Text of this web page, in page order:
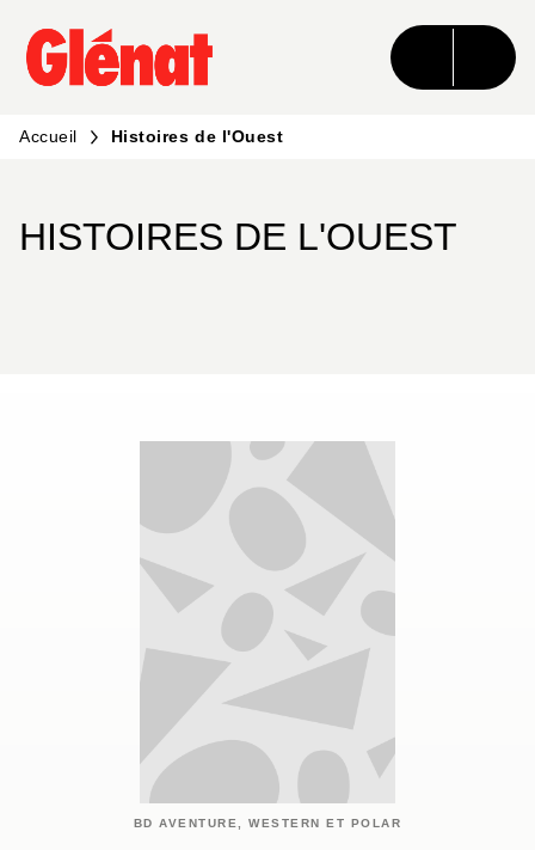
MENU RECHERCHE CONTENU
PIED DE PAGE
Accueil Histoires de l'Ouest
HISTOIRES DE L'OUEST
BD AVENTURE, WESTERN ET POLAR